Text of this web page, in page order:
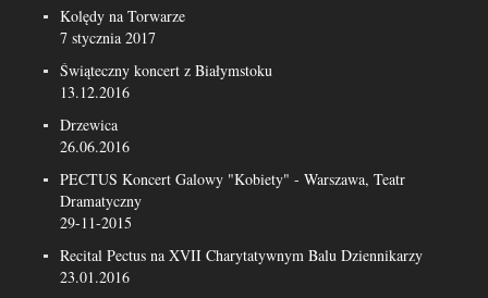
Kolędy na Torwarze
7 stycznia 2017
Świąteczny koncert z Białymstoku
13.12.2016
Drzewica
26.06.2016
PECTUS Koncert Galowy "Kobiety" - Warszawa, Teatr
Dramatyczny
29-11-2015
Recital Pectus na XVII Charytatywnym Balu Dziennikarzy
23.01.2016